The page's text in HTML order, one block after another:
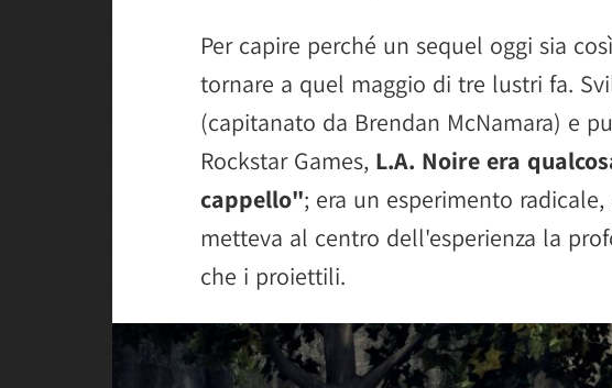
Per capire perché un sequel oggi sia
tornare a quel maggio di tre lustri fa.
(capitanato da Brendan McNamara) e
Rockstar Games, L.A. Noire era
cappello"; era un esperimento
metteva al centro dell'esperienza la
che i proiettili.